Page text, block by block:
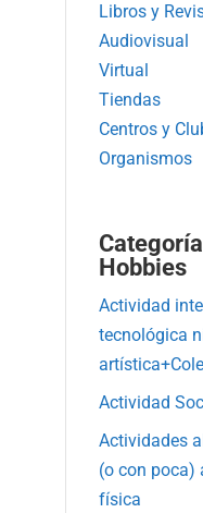
Libros y
Audiovisual
Virtual
Tiendas
Centros y
Organismos
Hobbies
Actividad
tecnológica
Actividad
Actividades
(o con poca)
física